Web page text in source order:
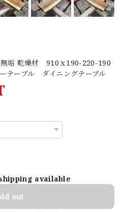
垢 乾燥材 910ｘ190-220-190
テーブル ダイニングテーブル
available
out